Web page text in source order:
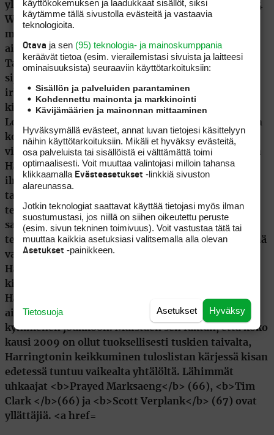
käyttökokemuksen ja laadukkaat sisällöt, siksi
käytämme tällä sivustolla evästeitä ja vastaavia
teknologioita.
Otava ja sen (95) teknologia- ja mainoskumppania
keräävät tietoa (esim. vierailemis­tasi sivuista ja laitteesi
ominaisuuk­sista) seuraaviin käyttötarkoituksiin:
Sisällön ja palveluiden parantaminen
Kohdennettu mainonta ja markkinointi
Kävijämäärien ja mainonnan mittaaminen
Hyväksymällä evästeet, annat luvan tietojesi käsittelyyn
näihin käyttötarkoituksiin. Mikäli et hyväksy evästeitä,
osa palveluista tai sisällöistä ei välttämättä toimi
optimaalisesti. Voit muuttaa valintojasi milloin tahansa
klikkaamalla Evästeasetukset -linkkiä sivuston
alareunassa.
Jotkin teknologiat saattavat käyttää tietojasi myös ilman
suostumustasi, jos niillä on siihen oikeutettu peruste
(esim. sivun tekninen toimivuus). Voit vastustaa tätä tai
muuttaa kaikkia asetuksiasi valitsemalla alla olevan
Asetukset -painikkeen.
Hyväksy
Asetukset
Tietosuoja